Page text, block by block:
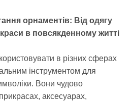
орнаментів: Від одягу
в повсякденному житті
в різних сферах
інструментом для
Вони чудово
аксесуарах,